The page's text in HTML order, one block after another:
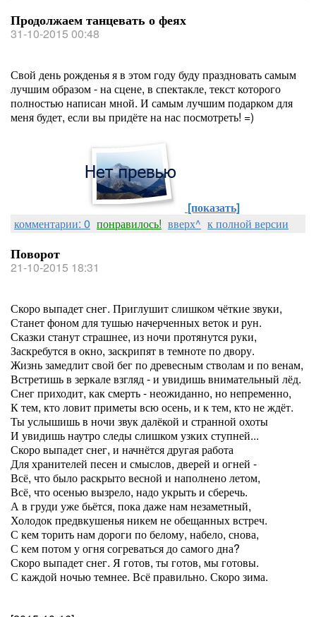
Продолжаем танцевать о феях
31-10-2015 00:48
Свой день рожденья я в этом году буду праздновать самым
лучшим образом - на сцене, в спектакле, текст которого
полностью написан мной. И самым лучшим подарком для
меня будет, если вы придёте на нас посмотреть! =)
[показать]
комментарии: 0 понравилось! вверх^ к полной версии
Поворот
21-10-2015 18:31
Скоро выпадет снег. Приглушит слишком чёткие звуки,
Станет фоном для тушью начерченных веток и рун.
Сказки станут страшнее, из ночи протянутся руки,
Заскребутся в окно, заскрипят в темноте по двору.
Жизнь замедлит свой бег по древесным стволам и по венам,
Встретишь в зеркале взгляд - и увидишь внимательный лёд.
Снег приходит, как смерть - неожиданно, но непременно,
К тем, кто ловит приметы всю осень, и к тем, кто не ждёт.
Ты услышишь в ночи звук далёкой и странной охоты
И увидишь наутро следы слишком узких ступней...
Скоро выпадет снег, и начнётся другая работа
Для хранителей песен и смыслов, дверей и огней -
Всё, что было раскрыто весной и наполнено летом,
Всё, что осенью вызрело, надо укрыть и сберечь.
А в груди уже бьётся, пока даже нам незаметный,
Холодок предвкушенья никем не обещанных встреч.
С кем торить нам дороги по белому, набело, снова,
С кем потом у огня согреваться до самого дна?
Скоро выпадет снег. Я готов, ты готов, мы готовы.
С каждой ночью темнее. Всё правильно. Скоро зима.